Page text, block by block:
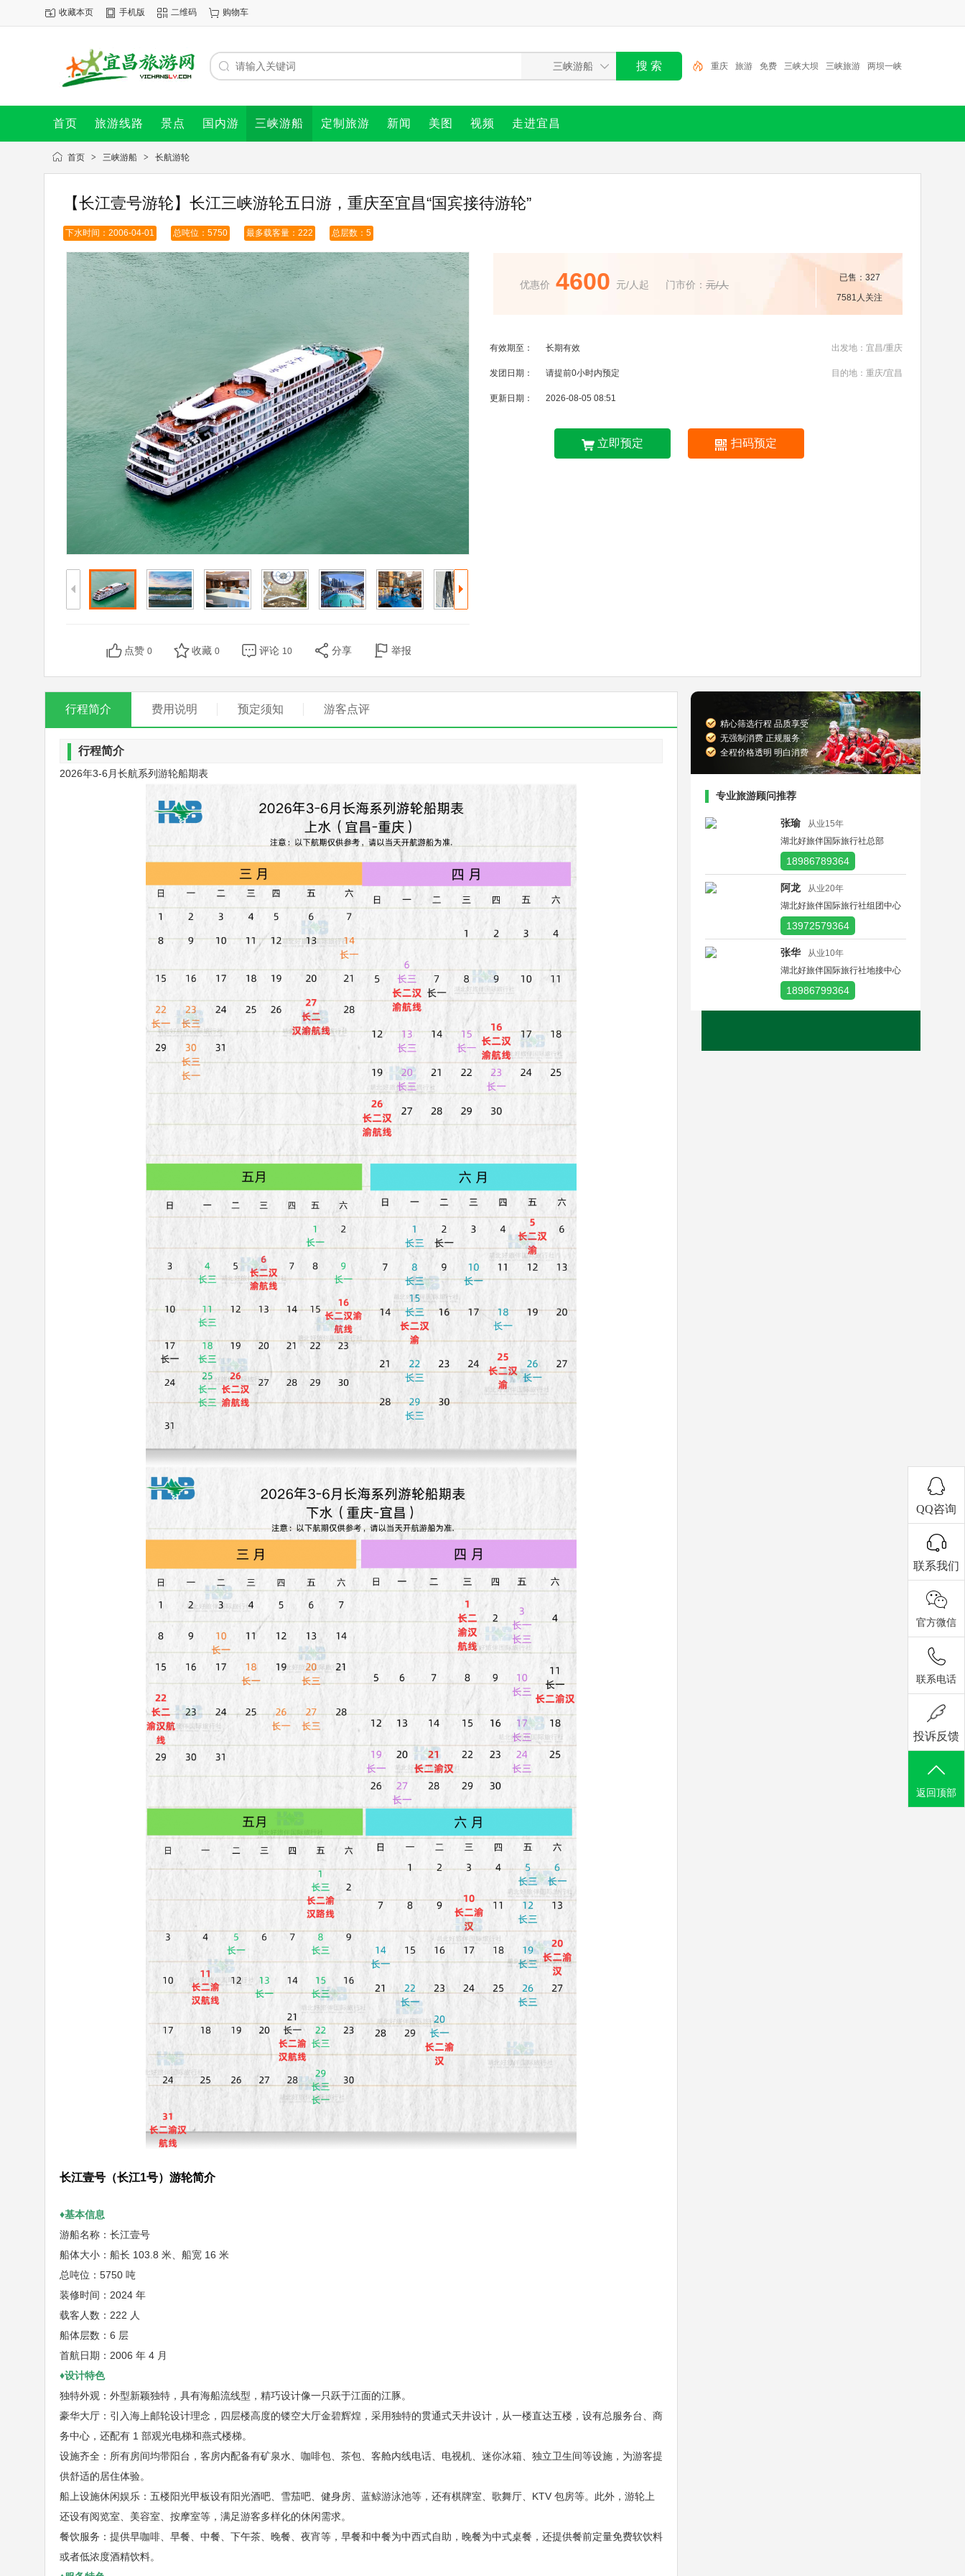
收藏本页 手机版 二维码 购物车
旅游 免费 三峡大坝 三峡旅游 两坝一峡 船进神
首页 旅游线路 景点 国内游 三峡游船 定制旅游 新闻 美图 视频 走进宜昌
首页 > 三峡游船 > 长航游轮
【长江壹号游轮】长江三峡游轮五日游，重庆至宜昌“国宾接待游轮”
下水时间：2006-04-01 总吨位：5750 最多载客量：222 总层数：5
点赞 0 收藏 0 评论 10 分享 举报
优惠价 4600 元/人起 门市价： 元/人
已售：327
7581人关注
有效期至： 长期有效 出发地：宜昌/重庆
发团日期： 请提前0小时内预定 目的地：重庆/宜昌
更新日期： 2026-08-05 08:51
立即预定 扫码预定
行程简介 费用说明 预定须知 游客点评
行程简介
2026年3-6月长航系列游轮船期表
长江壹号（长江1号）游轮简介
♦基本信息
游船名称：长江壹号
船体大小：船长 103.8 米、船宽 16 米
总吨位：5750 吨
装修时间：2024 年
载客人数：222 人
船体层数：6 层
首航日期：2006 年 4 月
♦设计特色
独特外观：外型新颖独特，具有海船流线型，精巧设计像一只跃于江面的江豚。
豪华大厅：引入海上邮轮设计理念，四层楼高度的镂空大厅金碧辉煌，采用独特的贯通式天井设计，从一楼直达五楼，设有总服务台、商
务中心，还配有 1 部观光电梯和燕式楼梯。
设施齐全：所有房间均带阳台，客房内配备有矿泉水、咖啡包、茶包、客舱内线电话、电视机、迷你冰箱、独立卫生间等设施，为游客提
供舒适的居住体验。
船上设施休闲娱乐：五楼阳光甲板设有阳光酒吧、雪茄吧、健身房、蓝鲸游泳池等，还有棋牌室、歌舞厅、KTV 包房等。此外，游轮上
还设有阅览室、美容室、按摩室等，满足游客多样化的休闲需求。
餐饮服务：提供早咖啡、早餐、中餐、下午茶、晚餐、夜宵等，早餐和中餐为中西式自助，晚餐为中式桌餐，还提供餐前定量免费软饮料
或者低浓度酒精饮料。
精心筛选行程 品质享受
无强制消费 正规服务
全程价格透明 明白消费
专业旅游顾问推荐
张瑜
从业15年
湖北好旅伴国际旅行社总部
18986789364
阿龙
从业20年
湖北好旅伴国际旅行社组团中心
13972579364
张华
从业10年
湖北好旅伴国际旅行社地接中心
18986799364
QQ咨询
联系我们
官方微信
联系电话
投诉反馈
返回顶部